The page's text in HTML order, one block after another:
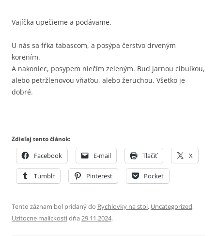
Vajíčka upečieme a podávame.
U nás sa fŕka tabascom, a posýpa čerstvo drveným
korením.
A nakoniec, posypem niečím zeleným. Buď jarnou cibuľkou,
alebo petržlenovou vňaťou, alebo žeruchou. Všetko je
dobré.
Zdieľaj tento článok:
Facebook E-mail Tlačiť X
Tumblr Pinterest Pocket
Tento záznam bol pridaný do Rychlovky na stol, Uncategorized,
Uzitocne malickostidňa 29.11.2024.